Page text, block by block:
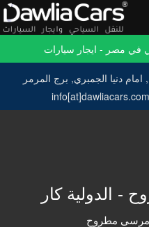
في مصر - ايجار سيارات
دنيا الجمبري, برج المرمر
info[at]dawliacars.com
الدولية كار
مطروح